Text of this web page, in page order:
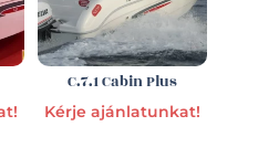
C.7.1 Cabin Plus
Kérje ajánlatunkat!